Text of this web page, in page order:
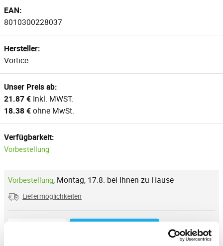
EAN:
8010300228037
Hersteller:
Vortice
Unser Preis ab:
21.87 € Inkl. MWST.
18.38 €ohne MwSt.
Verfügbarkeit:
Vorbestellung
Vorbestellung, Montag, 17.8. bei Ihnen zu Hause
Liefermöglichkeiten
Reduzierung der Menge
Anzahl der StückeErhöhung der Menge